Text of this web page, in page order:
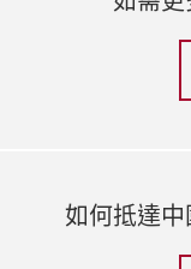
如何抵達